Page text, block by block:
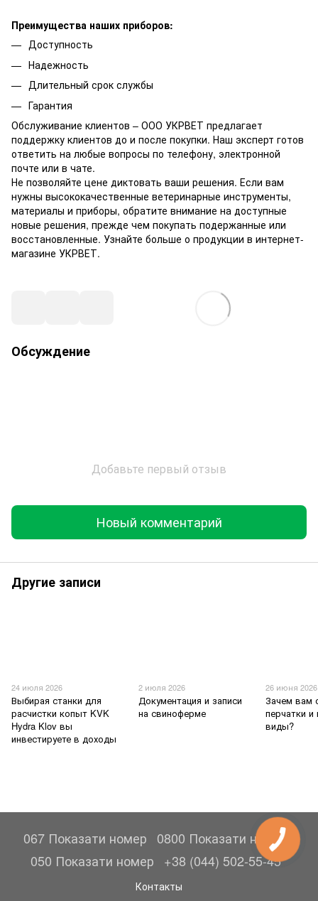
Преимущества наших приборов:
Доступность
Надежность
Длительный срок службы
Гарантия
Обслуживание клиентов – ООО УКРВЕТ предлагает
поддержку клиентов до и после покупки. Наш эксперт готов
ответить на любые вопросы по телефону, электронной
почте или в чате.
Не позволяйте цене диктовать ваши решения. Если вам
нужны высококачественные ветеринарные инструменты,
материалы и приборы, обратите внимание на доступные
новые решения, прежде чем покупать подержанные или
восстановленные. Узнайте больше о продукции в интернет-
магазине УКРВЕТ.
Обсуждение
Добавьте первый отзыв
Новый комментарий
Другие записи
24 июля 2026
Выбирая станки для
расчистки копыт KVK
Hydra Klov вы
инвестируете в доходы
2 июля 2026
Документация и записи
на свиноферме
26 июня 2026
Зачем вам
перчатки
виды?
067 Показати номер
0800 Показати номер
050 Показати номер
+38 (044) 502-55-45
Контакты